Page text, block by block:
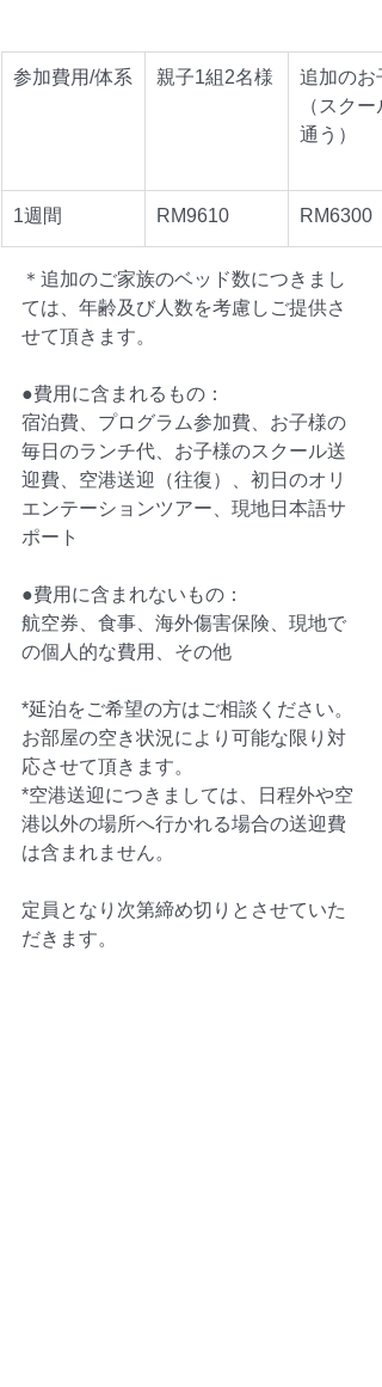
参加費用/体系 親子1組2名様
追加のお
（スクー
通う）
1週間 RM9610 RM6300
＊追加のご家族のベッド数につきまし
ては、年齢及び人数を考慮しご提供さ
せて頂きます。
●費用に含まれるもの：
宿泊費、プログラム参加費、お子様の
毎日のランチ代、お子様のスクール送
迎費、空港送迎（往復）、初日のオリ
エンテーションツアー、現地日本語サ
ポート
●費用に含まれないもの：
航空券、食事、海外傷害保険、現地で
の個人的な費用、その他
*延泊をご希望の方はご相談ください。
お部屋の空き状況により可能な限り対
応させて頂きます。
*空港送迎につきましては、日程外や空
港以外の場所へ行かれる場合の送迎費
は含まれません。
定員となり次第締め切りとさせていた
だきます。